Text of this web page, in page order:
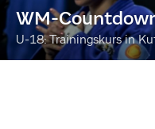
WM-
U-18: Trainingskurs in